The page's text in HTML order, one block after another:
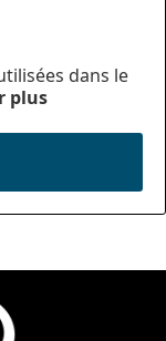
dans le
plus